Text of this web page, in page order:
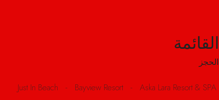
القائمة
الحجز
Aska Lara Resort & SPA
-
Bayview Resort
-
Just In Beach​ (0242) 320 57 00